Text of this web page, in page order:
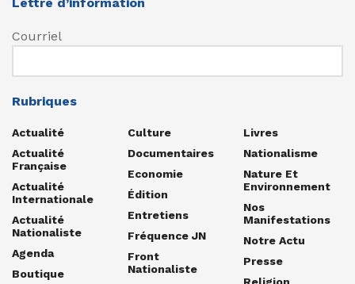
Lettre d’information
Courriel
Rubriques
Actualité
Actualité
Française
Actualité
Internationale
Actualité
Nationaliste
Agenda
Boutique
Culture
Documentaires
Economie
Édition
Entretiens
Fréquence JN
Front
Nationaliste
Livres
Nationalisme
Nature Et
Environnement
Nos
Manifestations
Notre Actu
Presse